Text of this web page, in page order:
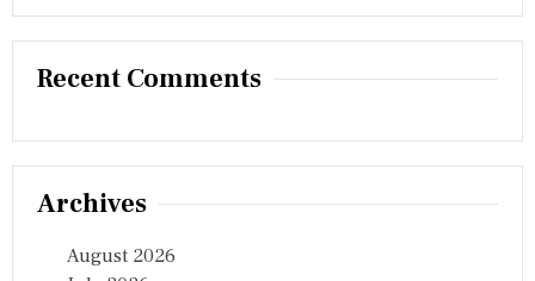
…
Recent Comments
Archives
August 2026